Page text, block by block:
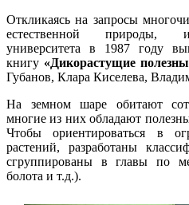
Откликаясь на запросы
естественной природы,
университета в 1987 году
книгу «Дикорастущие
Губанов, Клара Киселева,
На земном шаре обитают
многие из них обладают
Чтобы ориентироваться в
растений, разработаны
сгруппированы в главы по
болота и т.д.).